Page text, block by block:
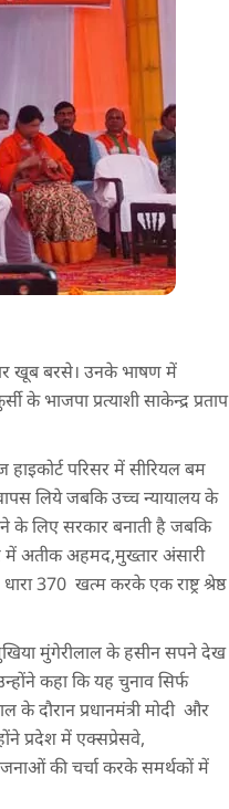
पर खूब बरसे। उनके भाषण में
भाजपा प्रत्याशी साकेन्द्र प्रताप
परिसर में सीरियल बम
लिये जबकि उच्च न्यायालय के
के लिए सरकार बनाती है जबकि
में अतीक अहमद,मुख्तार अंसारी
370 खत्म करके एक राष्ट्र श्रेष्ठ
मुंगेरीलाल के हसीन सपने देख
कहा कि यह चुनाव सिर्फ
दौरान प्रधानमंत्री मोदी और
प्रदेश में एक्सप्रेसवे,
की चर्चा करके समर्थकों में